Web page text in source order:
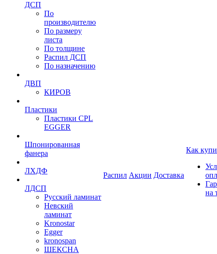
ДСП
По
производителю
По размеру
листа
По толщине
Распил ДСП
По назначению
ДВП
КИРОВ
Пластики
Пластики CPL
EGGER
Шпонированная
фанера
ЛХДФ
ЛДСП
Русский ламинат
Невский
ламинат
Kronostar
Egger
kronospan
ШЕКСНА
Распил Акции Доставка
Как
на